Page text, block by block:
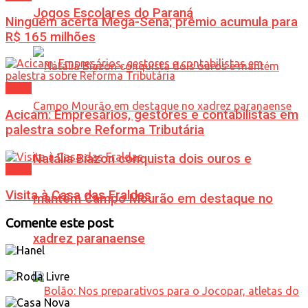
Jogos Escolares do Paraná
Natália Biazon conquista dois ouros e
mantém Campo Mourão em destaque no
xadrez paranaense
Ninguém acerta Mega-Sena; prêmio acumula para
R$ 165 milhões
Acicam: Empresários, gestores e contabilistas em
palestra sobre Reforma Tributária
Visita à Casa das Fraldas
Comente este post